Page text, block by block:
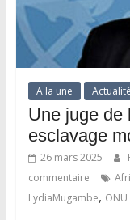
A la une Actualité
Une juge de
esclavage
26 mars 2025
commentaire
LydiaMugambe, ONU